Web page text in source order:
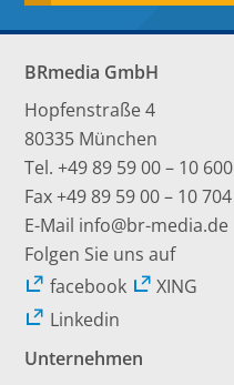
BRmedia GmbH
Hopfenstraße 4
80335 München
Tel.+49 89 59 00 – 10 600
Fax +49 89 59 00 – 10 704
E-Mail info@br-media.de
Folgen Sie uns auf
facebook
XING
Linkedin
Unternehmen